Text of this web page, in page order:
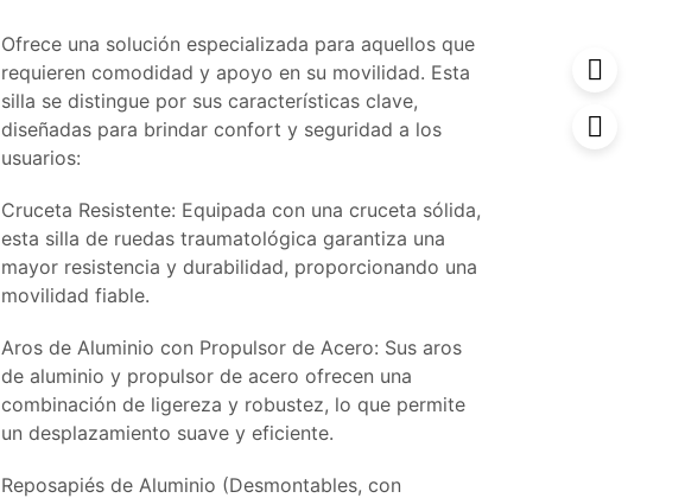
Ofrece una solución especializada para aquellos que
requieren comodidad y apoyo en su movilidad. Esta
silla se distingue por sus características clave,
diseñadas para brindar confort y seguridad a los
usuarios:
Cruceta Resistente: Equipada con una cruceta sólida,
esta silla de ruedas traumatológica garantiza una
mayor resistencia y durabilidad, proporcionando una
movilidad fiable.
Aros de Aluminio con Propulsor de Acero: Sus aros
de aluminio y propulsor de acero ofrecen una
combinación de ligereza y robustez, lo que permite
un desplazamiento suave y eficiente.
Reposapiés de Aluminio (Desmontables, con